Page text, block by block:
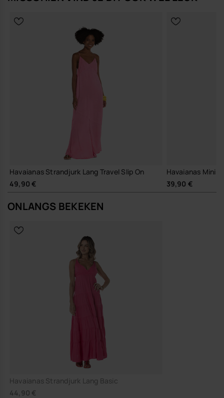
Havaianas Strandjurk Lang Travel Slip On
49,90 €
Havaianas Mini
39,90 €
ONLANGS BEKEKEN
Havaianas Strandjurk Lang Basic
44,90 €